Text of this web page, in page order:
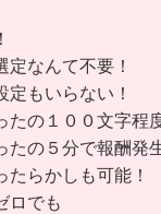
定なんて不要！
定もいらない！
たの１００文字程
たの５分で報酬発
たらかしも可能！
ロでも